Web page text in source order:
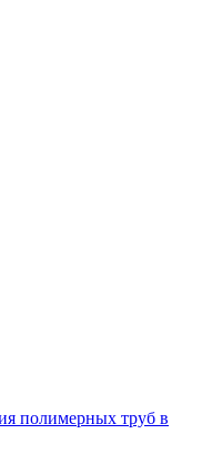
полимерных труб в